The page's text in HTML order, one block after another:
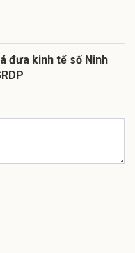
đưa kinh tế số Ninh